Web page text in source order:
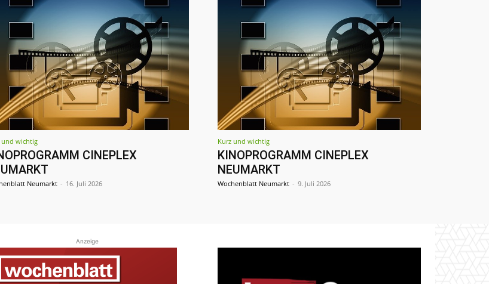
und wichtig
CINEPLEX
Neumarkt - 16. Juli 2026
Kurz und wichtig
KINOPROGRAMM CINEPLEX
NEUMARKT
Wochenblatt Neumarkt - 9. Juli 2026
Anzeige